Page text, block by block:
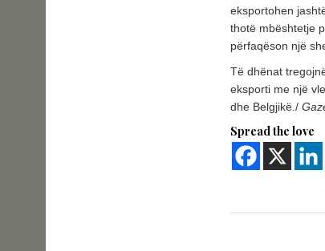
eksportohen
thotë mbështetje
përfaqëson një
Të dhënat
eksporti me një
dhe Belgjikë./
Spread the love